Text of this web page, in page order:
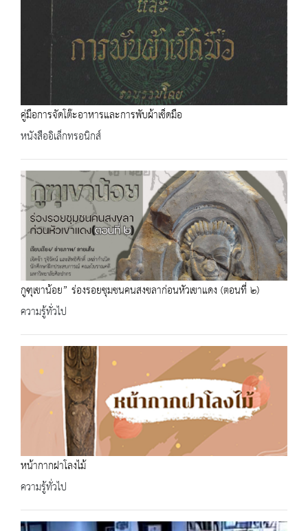
คู่มือการจัดโต๊ะอาหารและการพับผ้าเช็ดมือ
หนังสืออิเล็กทรอนิกส์
กูฑุเขาน้อย” ร่องรอยชุมชนคนสงขลาก่อนหัวเขาแดง (ตอนที่ ๒)
ความรู้ทั่วไป
หน้ากากฝาโลงไม้
ความรู้ทั่วไป